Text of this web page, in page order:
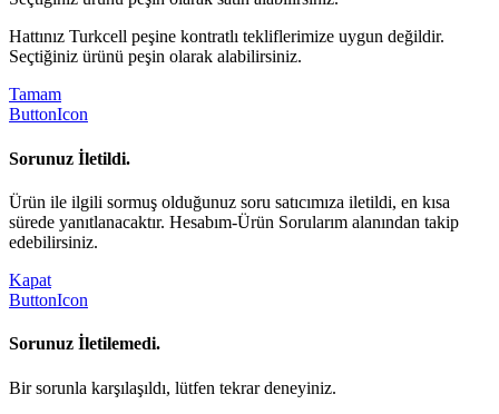
Hattınız Turkcell peşine kontratlı tekliflerimize uygun değildir.
Seçtiğiniz ürünü peşin olarak alabilirsiniz.
Tamam
ButtonIcon
Sorunuz İletildi.
Ürün ile ilgili sormuş olduğunuz soru satıcımıza iletildi, en kısa
sürede yanıtlanacaktır. Hesabım-Ürün Sorularım alanından takip
edebilirsiniz.
Kapat
ButtonIcon
Sorunuz İletilemedi.
Bir sorunla karşılaşıldı, lütfen tekrar deneyiniz.